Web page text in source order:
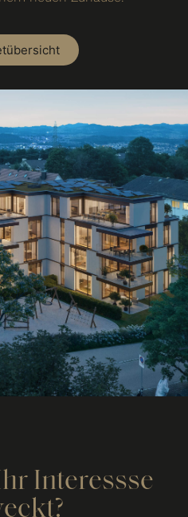
Interessse